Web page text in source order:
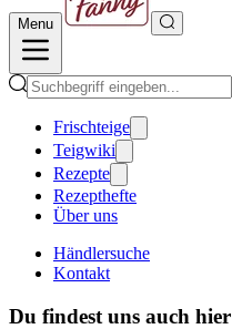
Menu
Frischteige
Teigwiki
Rezepte
Rezepthefte
Über uns
Händlersuche
Kontakt
Du findest uns auch hier